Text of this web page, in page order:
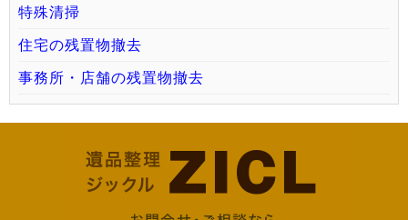
特殊清掃
住宅の残置物撤去
事務所・店舗の残置物撤去